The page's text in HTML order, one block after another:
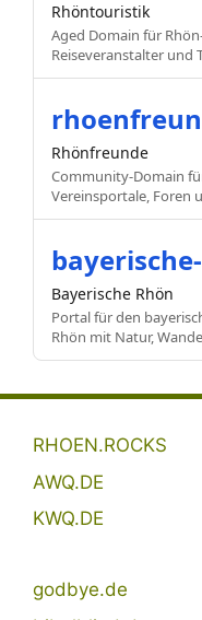
Rhöntouristik
Aged Domain für
Reiseveranstalter und
Rhönfreunde
Community-Domain
Vereinsportale, Foren
Bayerische Rhön
Portal für den
Rhön mit Natur,
RHOEN.ROCKS
AWQ.DE
KWQ.DE
godbye.de